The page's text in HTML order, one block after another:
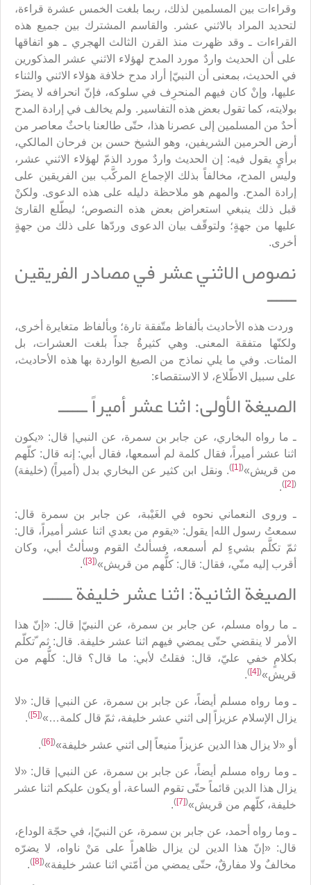
وقراءات بين المسلمين لذلك، ربما بلغت الخمس عشرة قراءة،
لتحديد المراد بالاثني عشر. والقاسم المشترك بين جميع هذه
القراءات ـ وقد ظهرت منذ القرن الثالث الهجري ـ هو اتفاقها
على أن الحديث واردٌ مورد المدح لهؤلاء الاثني عشر المذكورين
في الحديث، بمعنى أن النبيّ| أراد مدح خلافة هؤلاء الاثني والثناء
عليها، وإنْ كان فيهم المنحرِف في سلوكه، فإنّ انحرافه لا يضرّ
بولايته، كما تقول بعض هذه التفاسير. ولم يخالف في إرادة المدح
أحدٌ من المسلمين إلى عصرنا هذا، حتّى طالعنا باحثٌ معاصر من
أرض الحرمين الشريفين، وهو الشيخ حسن بن فرحان المالكي،
برأيٍ يقول فيه: إن الحديث واردٌ مورد الذمّ لهؤلاء الاثني عشر،
وليس المدح، مخالفاً بذلك الإجماع المركَّب بين الفريقين على
إرادة المدح. والمهم هو ملاحظة دليله على هذه الدعوى. ولكنْ
قبل ذلك ينبغي استعراض بعض هذه النصوص؛ ليطّلع القارئ
عليها من جهةٍ؛ ولتوقّف بيان الدعوى وردّها على ذلك من جهةٍ
أخرى.
نصوص الاثني عشر في مصادر الفريقين
ــــــ
وردت هذه الأحاديث بألفاظ متّفقة تارة؛ وبألفاظ متغايرة أخرى،
ولكنّها متفقة المعنى. وهي كثيرةٌ جداً بلغت العشرات، بل
المئات. وفي ما يلي نماذج من الصيغ الواردة بها هذه الأحاديث،
على سبيل الاطّلاع، لا الاستقصاء:
الصيغة الأولى: اثنا عشر أميراً ــــــ
ـ ما رواه البخاري، عن جابر بن سمرة، عن النبي| قال: «يكون
اثنا عشر أميراً، فقال كلمة لم أسمعها، فقال أبي: إنه قال: كلّهم
من قريش»(
[1]
). ونقل ابن كثير عن البخاري بدل (أميراً) (خليفة)
(
[2]
)
.
ـ وروى النعماني نحوه في الغَيْبة، عن جابر بن سمرة قال:
سمعتُ رسول الله| يقول: «يقوم من بعدي اثنا عشر أميراً، قال:
ثمّ تكلَّم بشيءٍ لم أسمعه، فسألتُ القوم وسألتُ أبي، وكان
أقرب إليه منّي، فقال: قال: كلُّهم من قريش»(
[3]
)
.
الصيغة الثانية: اثنا عشر خليفة ــــــ
ـ ما رواه مسلم، عن جابر بن سمرة، عن النبيّ| قال: «إنّ هذا
الأمر لا ينقضي حتّى يمضي فيهم اثنا عشر خليفة. قال: ثم ّتكلّم
بكلامٍ خفي عليّ، قال: فقلتُ لأبي: ما قال؟ قال: كلُّهم من
قريش»(
[4]
)
.
ـ وما رواه مسلم أيضاً، عن جابر بن سمرة، عن النبي| قال: «لا
يزال الإسلام عزيزاً إلى اثني عشر خليفة، ثمّ قال كلمة…»(
[5]
)
.
أو «لا يزال هذا الدين عزيزاً منيعاً إلى اثني عشر خليفة»(
[6]
)
.
ـ وما رواه مسلم أيضاً، عن جابر بن سمرة، عن النبي| قال: «لا
يزال هذا الدين قائماً حتّى تقوم الساعة، أو يكون عليكم اثنا عشر
خليفة، كلّهم من قريش»(
[7]
)
.
ـ وما رواه أحمد، عن جابر بن سمرة، عن النبيّ|، في حجّة الوداع،
قال: «إنّ هذا الدين لن يزال ظاهراً على مَنْ ناواه، لا يضرّه
مخالفٌ ولا مفارقٌ، حتّى يمضي من أمّتي اثنا عشر خليفة»(
[8]
)
.